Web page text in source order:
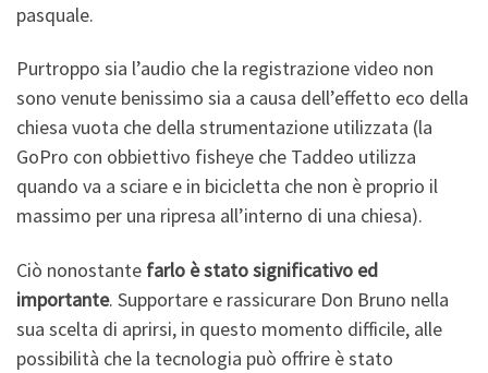
pasquale.
Purtroppo sia l’audio che la registrazione video non
sono venute benissimo sia a causa dell’effetto eco della
chiesa vuota che della strumentazione utilizzata (la
GoPro con obbiettivo fisheye che Taddeo utilizza
quando va a sciare e in bicicletta che non è proprio il
massimo per una ripresa all’interno di una chiesa).
Ciò nonostante farlo è stato significativo ed
importante. Supportare e rassicurare Don Bruno nella
sua scelta di aprirsi, in questo momento difficile, alle
possibilità che la tecnologia può offrire è stato